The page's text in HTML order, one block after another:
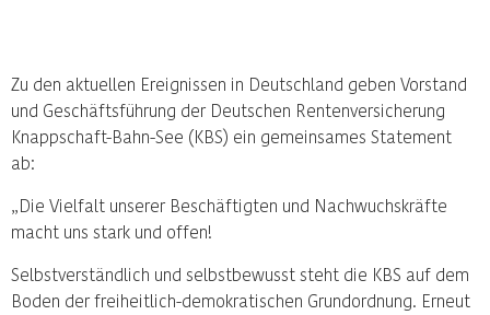
Zu den aktuellen Ereignissen in Deutschland geben Vorstand
und Geschäftsführung der Deutschen Rentenversicherung
Knappschaft-Bahn-See (KBS) ein gemeinsames Statement
ab:
„Die Vielfalt unserer Beschäftigten und Nachwuchskräfte
macht uns stark und offen!
Selbstverständlich und selbstbewusst steht die KBS auf dem
Boden der freiheitlich-demokratischen Grundordnung. Erneut